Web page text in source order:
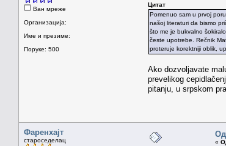
Ван мреже
Организација:
Име и презиме:
Поруке: 500
Цитат
Pomenuo sam u prvoj
našoj literaturi da bismo
što me je bukvalno
česte upotrebe. Rečnik
proteruje korektniji oblik,
Ako dozvoljavate
prevelikog
pitanju, u srpskom
Фаренхајт
староседелац «